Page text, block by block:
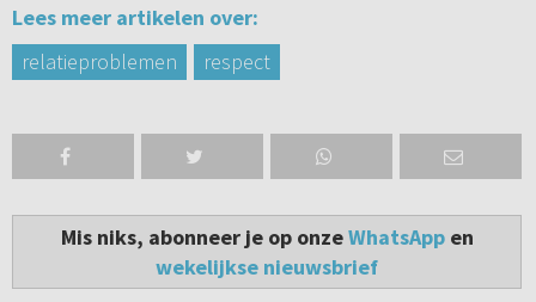
Lees meer artikelen over:
relatieproblemen
respect
Mis niks, abonneer je op onzeWhatsAppen
wekelijkse nieuwsbrief